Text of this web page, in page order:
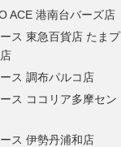
ACE 港南台バーズ店
ス 東急百貨店 たまプ
ス 調布パルコ店
ス ココリア多摩セン
ス 伊勢丹浦和店